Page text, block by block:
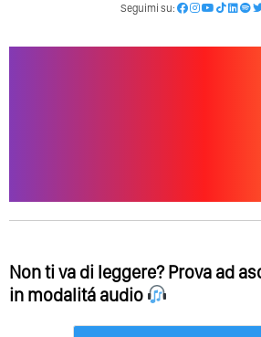
Seguimi su:
Non ti va di leggere? Prova ad
in modalitá audio